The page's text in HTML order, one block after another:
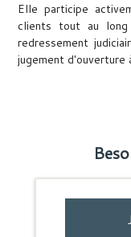
Elle participe
clients tout au long
redressement
jugement d'ouverture